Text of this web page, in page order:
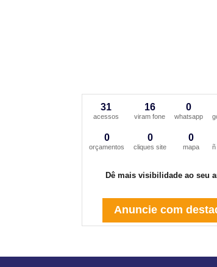
31
acessos
16
viram fone
0
whatsapp
0
orçamentos
0
cliques site
0
mapa ñ
Dê mais visibilidade ao seu
Anuncie com